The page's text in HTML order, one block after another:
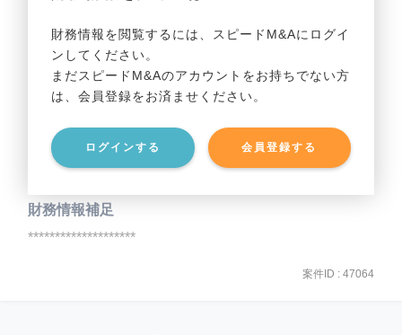
財務情報を閲覧するには、スピードM&Aにログイ
ンしてください。
まだスピードM&Aのアカウントをお持ちでない方
は、会員登録をお済ませください。
ログインする 会員登録する
事業利益 ********************
貸借対照表（B/S）
事業資産 ********************
事業負債 ********************
財務情報補足
********************
案件ID : 47064